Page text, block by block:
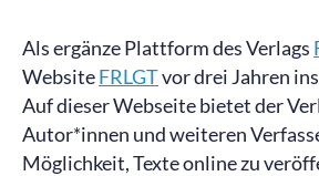
Als ergänze Plattform des Verlags
WebsiteFRLGTvor drei Jahren
Auf dieser Webseite bietet der
Autor*innen und weiteren
Möglichkeit, Texte online zu